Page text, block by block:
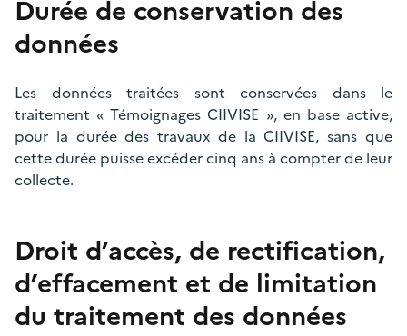
Durée de conservation des
données
Les données traitées sont conservées dans le
traitement « Témoignages CIIVISE », en base active,
pour la durée des travaux de la CIIVISE, sans que
cette durée puisse excéder cinq ans à compter de leur
collecte.
Droit d’accès, de rectification,
d’effacement et de limitation
du traitement des données